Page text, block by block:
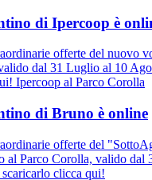
di Ipercoop è
offerte del nuovo
dal 31 Luglio al 10
Ipercoop al Parco Corolla
di Bruno è online
offerte del
al Parco Corolla, valido dal
clicca qui!